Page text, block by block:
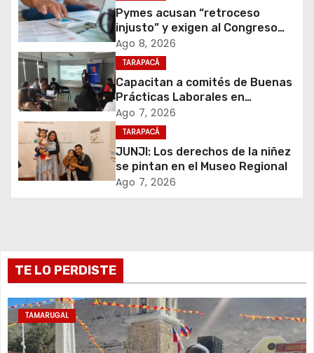
i
ó
n
d
e
e
a
d
a
Pymes acusan “retroceso
injusto” y exigen al Congreso
rechazar veto que elimina el
pago oportuno a 30 días
Ago 8, 2026
TARAPACÁ
Capacitan a comités de Buenas
Prácticas Laborales en
atención inicial de casos de
violencia de género
Ago 7, 2026
TARAPACÁ
JUNJI: Los derechos de la niñez
se pintan en el Museo Regional
Ago 7, 2026
TE LO PERDISTE
TAMARUGAL